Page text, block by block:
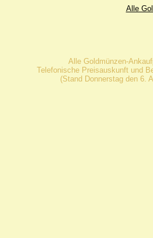
Alle
Alle Goldmünzen-
Telefonische Preisauskunft und
(Stand Donnerstag den 6.